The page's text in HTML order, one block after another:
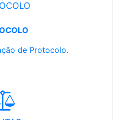
de Protocolo.